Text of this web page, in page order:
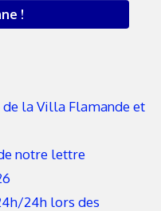
la Villa Flamande et
notre lettre
24h lors des